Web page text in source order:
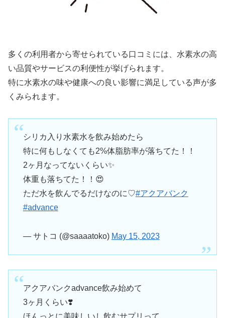
多くの利用者から寄せられている口コミには、水素水の高
い品質やサービスの利便性が挙げられます。
特に水素水の味や健康への良い影響に満足している声が多
くみられます。
シリカ入り水素水を飲み始めたら
特に何もしなくても2%体脂肪率が落ちてた！！
2ヶ月なってないくらい✨
体重も落ちてた！！😍
ただ水を飲んでるだけなのに♡#アクアバンク
#advance
— サトコ (@saaaatoko) May 15, 2023
アクアバンクadvance飲み始めて
3ヶ月くらい❣️